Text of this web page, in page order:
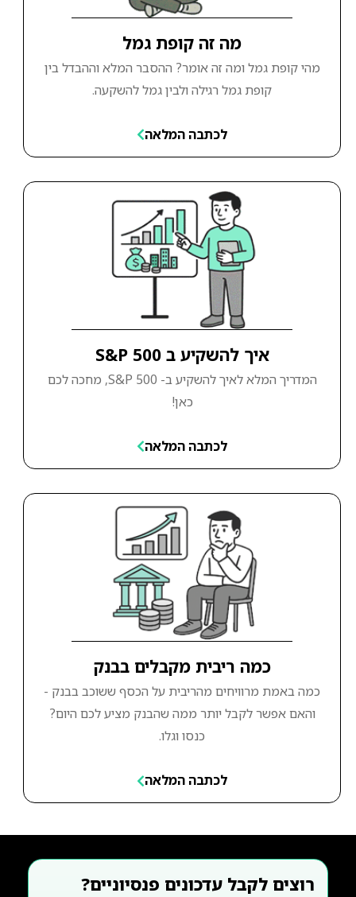
מה זה קופת גמל
מהי קופת גמל ומה זה אומר? ההסבר המלא וההבדל בין
קופת גמל רגילה ולבין גמל להשקעה.
לכתבה המלאה
איך להשקיע ב S&P 500
המדריך המלא לאיך להשקיע ב- S&P 500, מחכה לכם
כאן!
לכתבה המלאה
כמה ריבית מקבלים בבנק
כמה באמת מרוויחים מהריבית על הכסף ששוכב בבנק -
והאם אפשר לקבל יותר ממה שהבנק מציע לכם היום?
כנסו וגלו.
לכתבה המלאה
רוצים לקבל עדכונים פנסיוניים?